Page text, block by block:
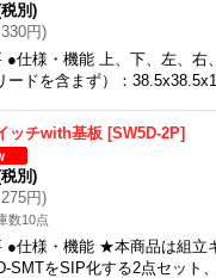
別)
330円)
●仕様・機能 上、下、左、右
ードを含まず）：
ッチwith基板 [SW5D-2P]
別)
275円)
数10点
●仕様・機能 ★本商品は組立
SMTをSIP化する2点セット